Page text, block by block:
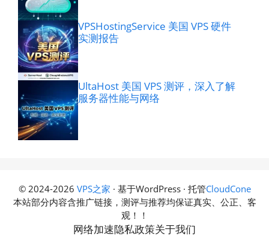
VPSHostingService 美国 VPS 硬件
实测报告
UltaHost 美国 VPS 测评，深入了解
服务器性能与网络
© 2024-2026 VPS之家 · 基于WordPress · 托管CloudCone
本站部分内容含推广链接，测评与推荐均保证真实、公正、客
观！！
网络加速隐私政策关于我们